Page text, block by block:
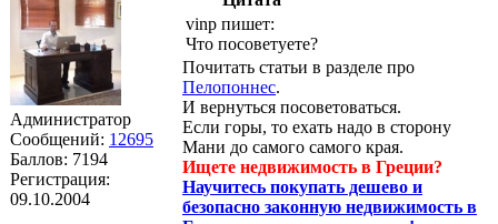
Администратор
Сообщений: 12695
Баллов: 7194
Регистрация:
09.10.2004
vinp пишет:
Что посоветуете?
Почитать статьи в разделе про
Пелопоннес.
И вернуться посоветоваться.
Если горы, то ехать надо в сторону
Мани до самого самого края.
Ищете недвижимость в Греции?
Научитесь покупать дешево и
безопасно законную недвижимость в